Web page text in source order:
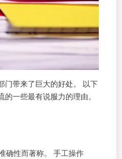
门带来了巨大的好处。 以下
的一些最有说服力的理由。
确性而著称。 手工操作